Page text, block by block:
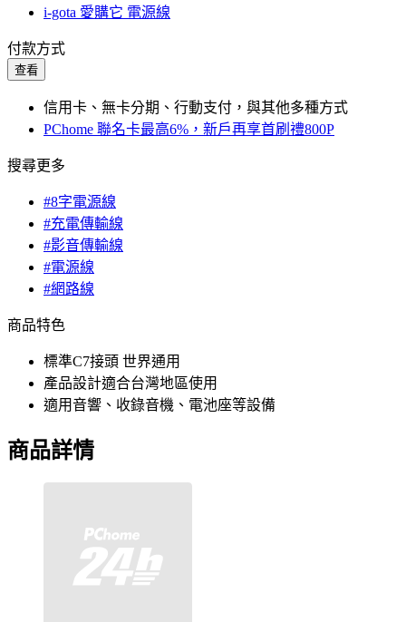
i-gota 愛購它 電源線
付款方式
查看
信用卡、無卡分期、行動支付，與其他多種方式
PChome 聯名卡最高6%，新戶再享首刷禮800P
搜尋更多
#8字電源線
#充電傳輸線
#影音傳輸線
#電源線
#網路線
商品特色
標準C7接頭 世界通用
產品設計適合台灣地區使用
適用音響、收錄音機、電池座等設備
商品詳情